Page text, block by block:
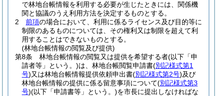
で林地台帳情報を利用する必要が生じたときには、関係機
関と協議のうえ利用方法を決定するものとする。
2
前項の場合において、利用に係るライセンス及び目的等に
制限のあるものについては、その権利又は制限を超えて利
用することはできないものとする。
(林地台帳情報の閲覧及び提供)
第8条
林地台帳情報の閲覧又は提供を希望する者(以下「申
請者等」という。)は、林地台帳閲覧申請書(別記様式第1
号)又は林地台帳情報提供依頼申出書(別記様式第2号)及び
林地台帳情報の提供に係る留意事項について(別記様式第3
号)(以下「申請書等」という。)を市長に提出しなければな